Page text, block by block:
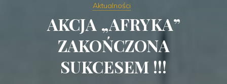
Aktualności
AKCJA „AFRYKA”
ZAKOŃCZONA
SUKCESEM !!!